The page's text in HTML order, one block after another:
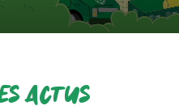
ACTUS